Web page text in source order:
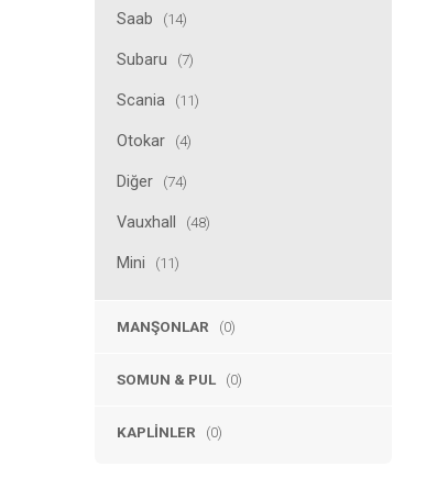
Saab (14)
Subaru (7)
Scania (11)
Otokar (4)
Diğer (74)
Vauxhall (48)
Mini (11)
MANŞONLAR (0)
SOMUN & PUL (0)
KAPLINLER (0)